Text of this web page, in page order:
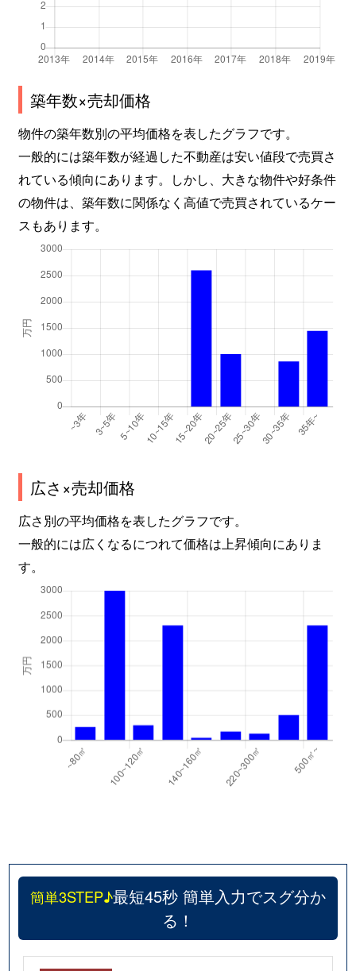
築年数×売却価格
物件の築年数別の平均価格を表したグラフです。
一般的には築年数が経過した不動産は安い値段で売買さ
れている傾向にあります。しかし、大きな物件や好条件
の物件は、築年数に関係なく高値で売買されているケー
スもあります。
広さ×売却価格
広さ別の平均価格を表したグラフです。
一般的には広くなるにつれて価格は上昇傾向にありま
す。
簡単3STEP♪最短45秒 簡単入力でスグ分か
る！